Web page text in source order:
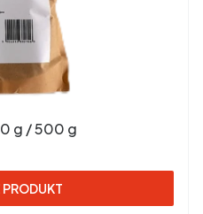
g / 500 g